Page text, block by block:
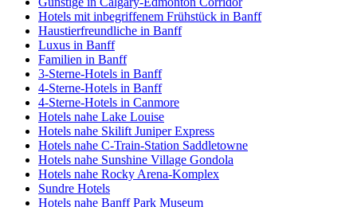
Hotels mit inbegriffenem Frühstück in Banff
Haustierfreundliche in Banff
Luxus in Banff
Familien in Banff
3-Sterne-Hotels in Banff
4-Sterne-Hotels in Banff
4-Sterne-Hotels in Canmore
Hotels nahe Lake Louise
Hotels nahe Skilift Juniper Express
Hotels nahe C-Train-Station Saddletowne
Hotels nahe Sunshine Village Gondola
Hotels nahe Rocky Arena-Komplex
Sundre Hotels
Hotels nahe Banff Park Museum